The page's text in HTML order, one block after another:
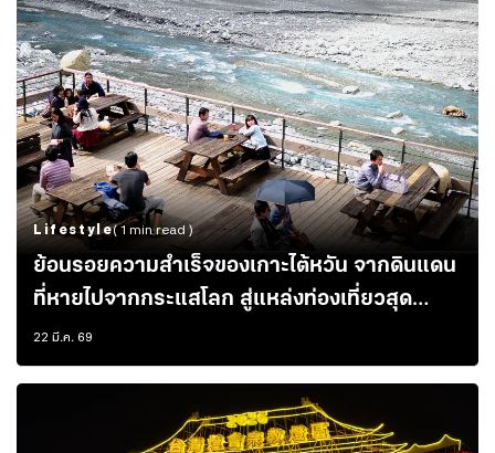
Lifestyle( 1 min read )
ย้อนรอยความสำเร็จของเกาะไต้หวัน จากดินแดน
ที่หายไปจากกระแสโลก สู่แหล่งท่องเที่ยวสุด
คึกคักในตะวันออก
22 มี.ค. 69